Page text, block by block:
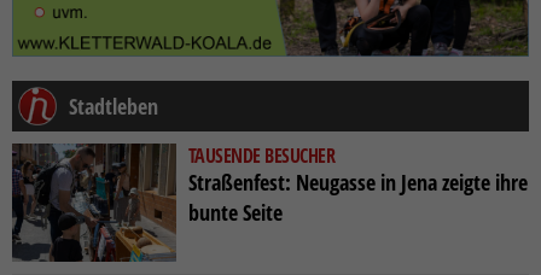
Stadtleben
TAUSENDE BESUCHER
Straßenfest: Neugasse in Jena zeigte ihre
bunte Seite